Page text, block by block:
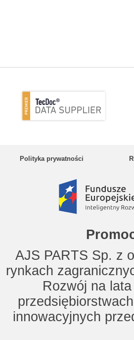
Polityka prywatności
AJS PARTS Sp. z
rynkach
Rozwój na
innowacyjnych